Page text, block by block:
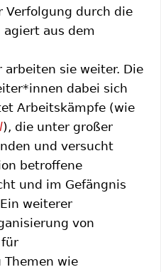
durch die
aus dem
sie weiter. Die
dabei sich
Arbeitskämpfe (wie
), die unter großer
und versucht
betroffene
und im Gefängnis
weiterer
von
Themen wie